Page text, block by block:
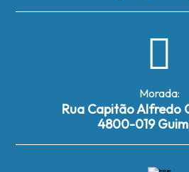
Morada:
Rua Capitão Alfredo
4800-019